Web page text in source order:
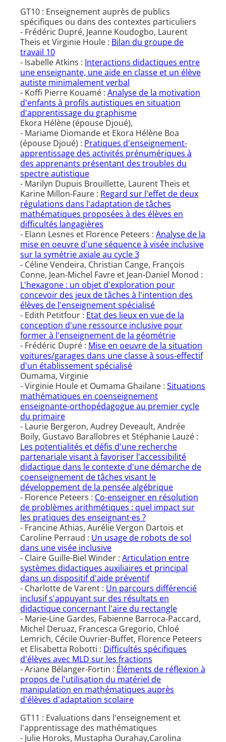
GT10 : Enseignement auprès de publics
spécifiques ou dans des contextes particuliers
- Frédéric Dupré, Jeanne Koudogbo, Laurent
Theis et Virginie Houle : Bilan du groupe de
travail 10
- Isabelle Atkins : Interactions didactiques entre
une enseignante, une aide en classe et un élève
autiste minimalement verbal
- Koffi Pierre Kouamé : Analyse de la motivation
d'enfants à profils autistiques en situation
d'apprentissage du graphisme
Ekora Hélène (épouse Djoué),
- Mariame Diomande et Ekora Hélène Boa
(épouse Djoué) : Pratiques d'enseignement-
apprentissage des activités prénumériques à
des apprenants présentant des troubles du
spectre autistique
- Marilyn Dupuis Brouillette, Laurent Theis et
Karine Millon-Faure : Regard sur l'effet de deux
régulations dans l'adaptation de tâches
mathématiques proposées à des élèves en
difficultés langagières
- Elann Lesnes et Florence Peteers : Analyse de la
mise en oeuvre d'une séquence à visée inclusive
sur la symétrie axiale au cycle 3
- Céline Vendeira, Christian Cange, François
Conne, Jean-Michel Favre et Jean-Daniel Monod :
L'hexagone : un objet d'exploration pour
concevoir des jeux de tâches à l'intention des
élèves de l'enseignement spécialisé
- Edith Petitfour : Etat des lieux en vue de la
conception d'une ressource inclusive pour
former à l'enseignement de la géométrie
- Frédéric Dupré : Mise en oeuvre de la situation
voitures/garages dans une classe à sous-effectif
d'un établissement spécialisé
Oumama, Virginie
- Virginie Houle et Oumama Ghailane : Situations
mathématiques en coenseignement
enseignante-orthopédagogue au premier cycle
du primaire
- Laurie Bergeron, Audrey Deveault, Andrée
Boily, Gustavo Barallobres et Stéphanie Lauzé :
Les potentialités et défis d'une recherche
partenariale visant à favoriser l'accessibilité
didactique dans le contexte d'une démarche de
coenseignement de tâches visant le
développement de la pensée algébrique
- Florence Peteers : Co-enseigner en résolution
de problèmes arithmétiques : quel impact sur
les pratiques des enseignant·es ?
- Francine Athias, Aurélie Vergon Dartois et
Caroline Perraud : Un usage de robots de sol
dans une visée inclusive
- Claire Guille-Biel Winder : Articulation entre
systèmes didactiques auxiliaires et principal
dans un dispositif d'aide préventif
- Charlotte de Varent : Un parcours différencié
inclusif s'appuyant sur des résultats en
didactique concernant l'aire du rectangle
- Marie-Line Gardes, Fabienne Barroca-Paccard,
Michel Deruaz, Francesca Gregorio, Chloé
Lemrich, Cécile Ouvrier-Buffet, Florence Peteers
et Elisabetta Robotti : Difficultés spécifiques
d'élèves avec MLD sur les fractions
- Ariane Bélanger-Fortin : Éléments de réflexion à
propos de l'utilisation du matériel de
manipulation en mathématiques auprès
d'élèves d'adaptation scolaire
GT11 : Evaluations dans l'enseignement et
l'apprentissage des mathématiques
- Julie Horoks, Mustapha Ourahay,Carolina